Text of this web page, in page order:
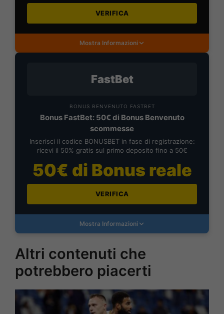
VERIFICA
Mostra Informazioni
FastBet
BONUS BENVENUTO FASTBET
Bonus FastBet: 50€ di Bonus Benvenuto
scommesse
Inserisci il codice BONUSBET in fase di registrazione:
ricevi il 50% gratis sul primo deposito fino a 50€
50€ di Bonus reale
VERIFICA
Mostra Informazioni
Altri contenuti che
potrebbero piacerti